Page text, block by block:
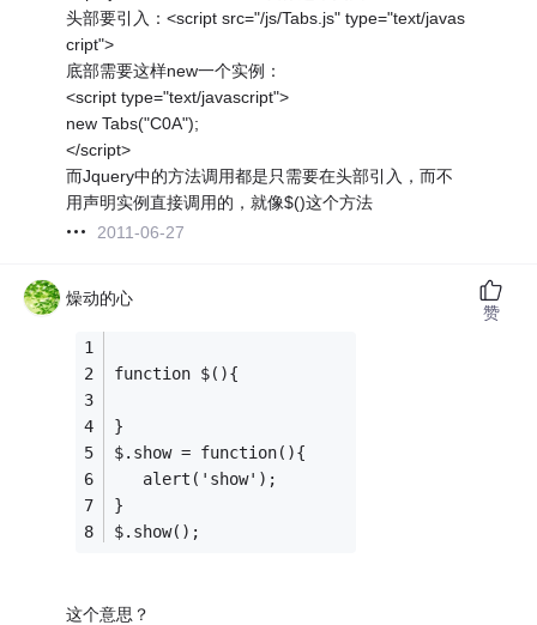
头部要引入：<script src="/js/Tabs.js" type="text/javas
cript">
底部需要这样new一个实例：
<script type="text/javascript">
new Tabs("C0A");
</script>
而Jquery中的方法调用都是只需要在头部引入，而不
用声明实例直接调用的，就像$()这个方法
2011-06-27
燥动的心
function $(){
}
$.show = function(){
   alert('show');
}
$.show();
这个意思？
赞